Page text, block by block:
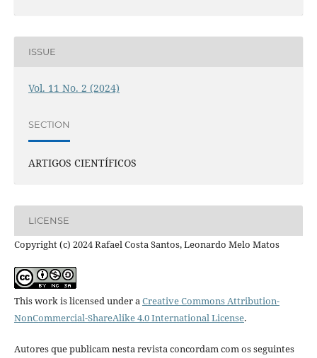
ISSUE
Vol. 11 No. 2 (2024)
SECTION
ARTIGOS CIENTÍFICOS
LICENSE
Copyright (c) 2024 Rafael Costa Santos, Leonardo Melo Matos
This work is licensed under aCreative Commons Attribution-
NonCommercial-ShareAlike 4.0 International License.
Autores que publicam nesta revista concordam com os seguintes